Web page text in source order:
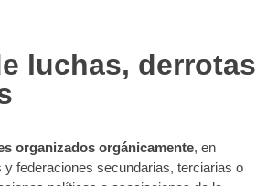
luchas, derrotas
organizados orgánicamente, en
y federaciones secundarias, terciarias o